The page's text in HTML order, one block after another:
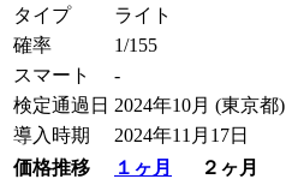
タイプ
ライト
確率
1/155
スマート
-
検定通過日 2024年10月 (東京都)
導入時期
2024年11月17日
価格推移
１ヶ月 ２ヶ月